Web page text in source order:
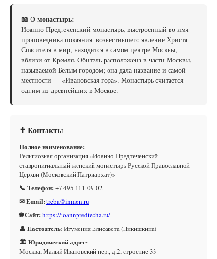
📖 О монастырь:
Иоанно-Предтеченский монастырь, выстроенный во имя
проповедника покаяния, возвестившего явление Христа
Спасителя в мир, находится в самом центре Москвы,
вблизи от Кремля. Обитель расположена в части Москвы,
называемой Белым городом; она дала название и самой
местности — «Ивановская гора». Монастырь считается
одним из древнейших в Москве.
✝ Контакты
Полное наименование:
Религиозная организация «Иоанно-Предтеченский
ставропигиальный женский монастырь Русской Православной
Церкви (Московский Патриархат)»
📞 Телефон: +7 495 111-09-02
✉ Email: treba@inmon.ru
🌐 Сайт: https://ioannpredtecha.ru/
👤 Настоятель: Игумения Елисавета (Никишкина)
🏛 Юридический адрес:
Москва, Малый Ивановский пер., д.2, строение 33